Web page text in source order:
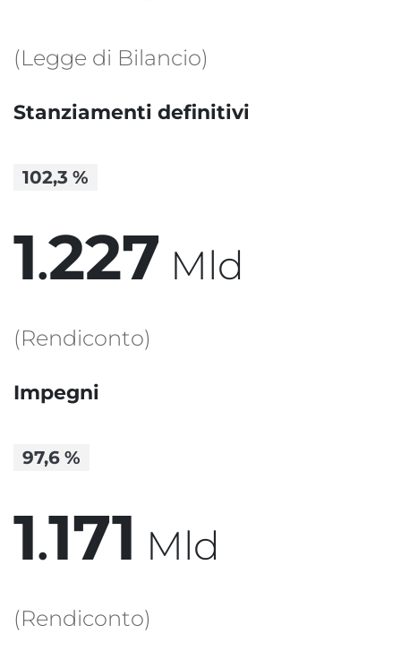
(Legge di Bilancio)
Stanziamenti definitivi
102,3 %
1.227 Mld
(Rendiconto)
Impegni
97,6 %
1.171 Mld
(Rendiconto)